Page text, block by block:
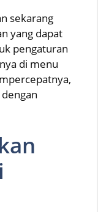
sekarang
yang dapat
pengaturan
di menu